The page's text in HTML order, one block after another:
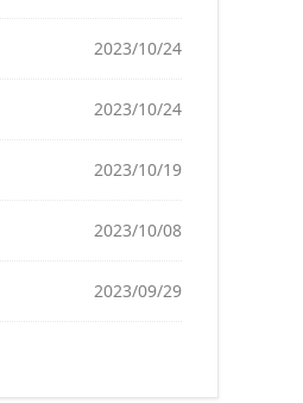
2023/10/24
2023/10/24
2023/10/19
2023/10/08
2023/09/29